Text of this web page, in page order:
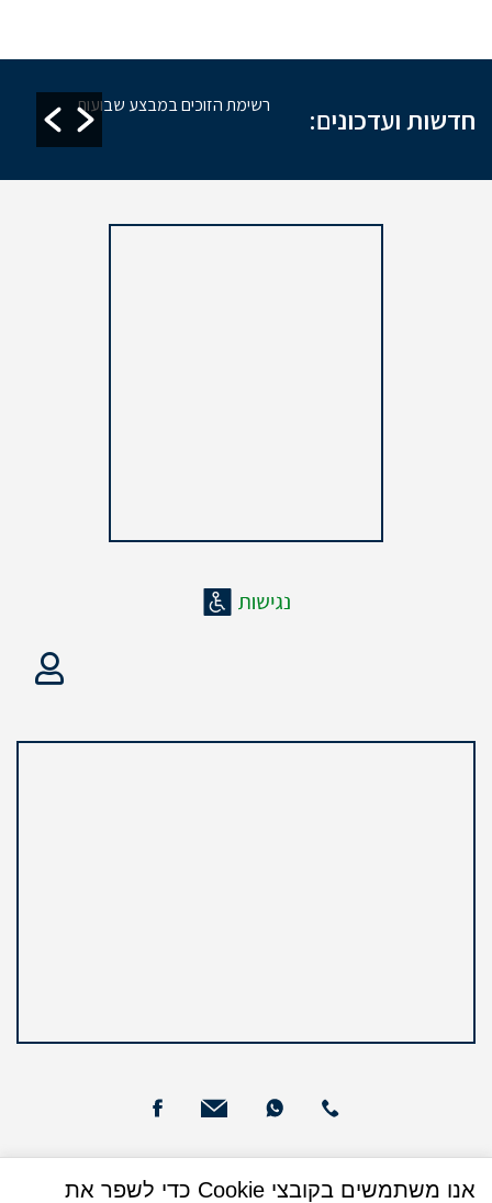
חדשות ועדכונים: רשימת הזוכים במבצע שבועות
שעות פעילות
אנו משתמשים בקובצי Cookie כדי לשפר את